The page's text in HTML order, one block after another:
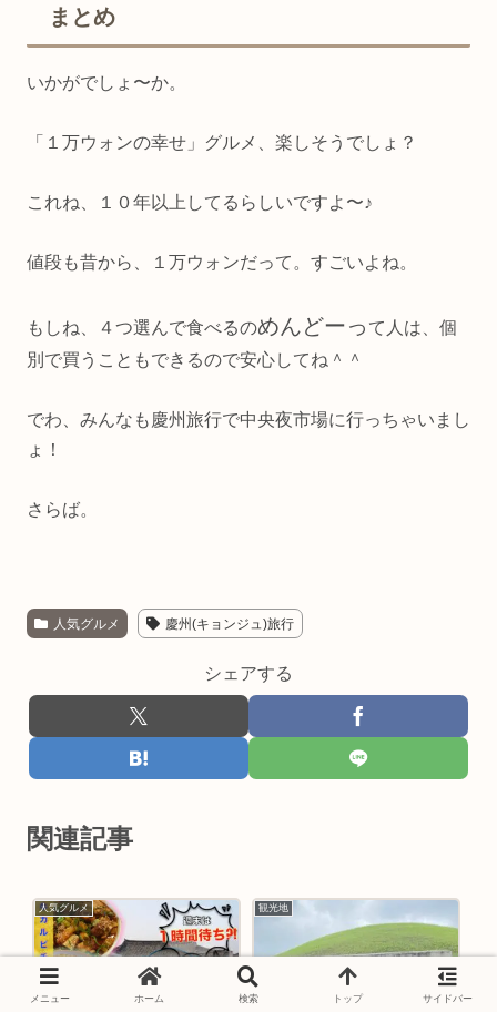
まとめ
いかがでしょ〜か。
「１万ウォンの幸せ」グルメ、楽しそうでしょ？
これね、１０年以上してるらしいですよ〜♪
値段も昔から、１万ウォンだって。すごいよね。
もしね、４つ選んで食べるのめんどーっ て人は、個
別で買うこともできるので安心してね＾＾
でわ、みんなも慶州旅行で中央夜市場に行っちゃいまし
ょ！
さらば。
人気グルメ 慶州(キョンジュ)旅行
シェアする
関連記事
人気グルメ 観光地
メニュー ホーム 検索 トップ サイドバー